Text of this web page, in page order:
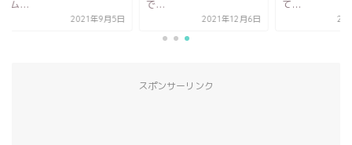
2021年9月5日 2021年12月6日 2022年2
スポンサーリンク